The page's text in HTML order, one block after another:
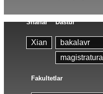
Shahar
Xian
Dastur
bakalavr
magistratura
Fakultetlar